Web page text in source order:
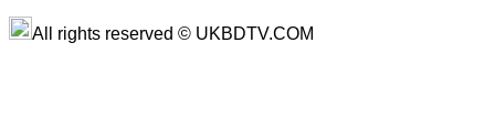
All rights reserved © UKBDTV.COM